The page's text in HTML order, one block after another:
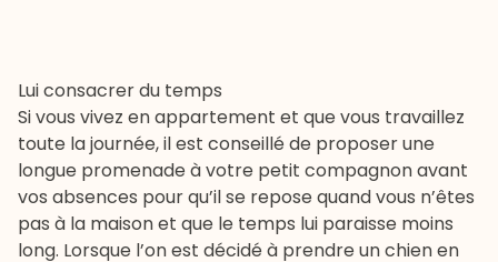
Lui consacrer du temps
Si vous vivez en appartement et que vous travaillez
toute la journée, il est conseillé de proposer une
longue promenade à votre petit compagnon avant
vos absences pour qu’il se repose quand vous n’êtes
pas à la maison et que le temps lui paraisse moins
long. Lorsque l’on est décidé à prendre un chien en